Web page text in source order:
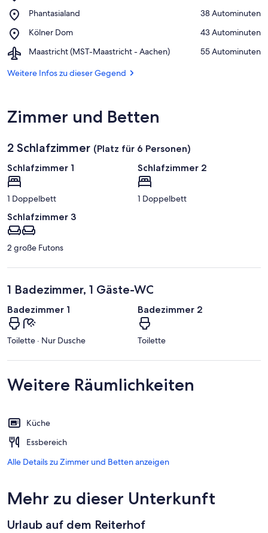
Nordeifel
Phantasialand
Place,
‪38 Autominuten‬
Kölner Dom
Place,
Dom
‪43 Autominuten‬
Maastricht (MST-Maastricht - Aachen)
Airport,
(MST-
‪55 Autominuten‬
Weitere Infos zu dieser Gegend
Zimmer und Betten
2 Schlafzimmer (Platz für 6 Personen)
Schlafzimmer 1
1 Doppelbett
Schlafzimmer 2
1 Doppelbett
Schlafzimmer 3
2 große Futons
1 Badezimmer, 1 Gäste-WC
Badezimmer 1
Toilette · Nur Dusche
Badezimmer 2
Toilette
Weitere Räumlichkeiten
Küche
Essbereich
Alle Details zu Zimmer und Betten anzeigen
Mehr zu dieser Unterkunft
Urlaub auf dem Reiterhof